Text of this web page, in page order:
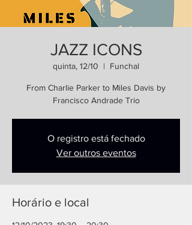
JAZZ ICONS
quinta, 12/10
  |
Funchal
From Charlie Parker to Miles Davis by
Francisco Andrade Trio
O registro está fechado
Ver outros eventos
Horário e local